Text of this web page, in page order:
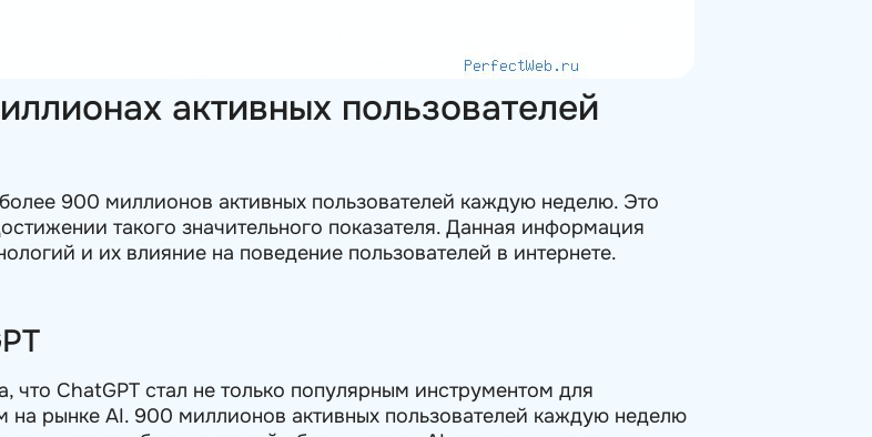
активных пользователей
900 миллионов активных пользователей каждую неделю. Это
такого значительного показателя. Данная информация
и их влияние на поведение пользователей в интернете.
что ChatGPT стал не только популярным инструментом для
рынке AI. 900 миллионов активных пользователей каждую неделю